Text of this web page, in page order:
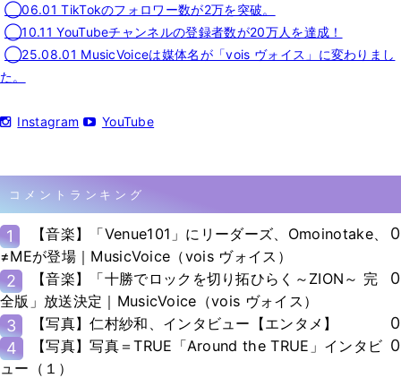
◯06.01 TikTokのフォロワー数が2万を突破。
◯10.11 YouTubeチャンネルの登録者数が20万人を達成！
◯25.08.01 MusicVoiceは媒体名が「vois ヴォイス」に変わりまし
た。
Instagram YouTube
コメントランキング
1
【音楽】「Venue101」にリーダーズ、Omoinotake、
≠MEが登場｜MusicVoice（vois ヴォイス）
0
2
【音楽】「十勝でロックを切り拓ひらく～ZION～ 完
全版」放送決定｜MusicVoice（vois ヴォイス）
0
3 【写真】仁村紗和、インタビュー【エンタメ】
0
4
【写真】写真＝TRUE「Around the TRUE」インタビ
ュー（１）
0